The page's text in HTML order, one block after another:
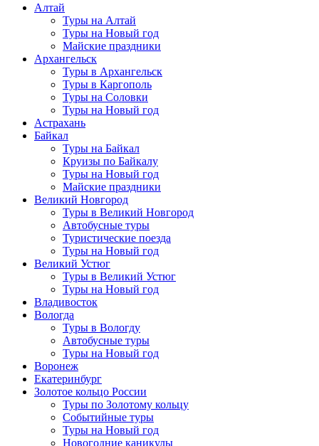
Алтай
Туры на Алтай
Туры на Новый год
Майские праздники
Архангельск
Туры в Архангельск
Туры в Каргополь
Туры на Соловки
Туры на Новый год
Астрахань
Байкал
Туры на Байкал
Круизы по Байкалу
Туры на Новый год
Майские праздники
Великий Новгород
Туры в Великий Новгород
Автобусные туры
Туристические поезда
Туры на Новый год
Великий Устюг
Туры в Великий Устюг
Туры на Новый год
Владивосток
Вологда
Туры в Вологду
Автобусные туры
Туры на Новый год
Воронеж
Екатеринбург
Золотое кольцо России
Туры по Золотому кольцу
Событийные туры
Туры на Новый год
Новогодние каникулы